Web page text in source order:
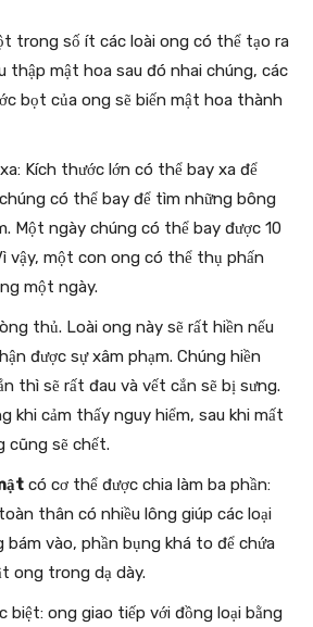
trong số ít các loài ong có thể tạo ra
thập mật hoa sau đó nhai chúng, các
bọt của ong sẽ biến mật hoa thành
Kích thước lớn có thể bay xa để
có thể bay để tìm những bông
Một ngày chúng có thể bay được 10
vậy, một con ong có thể thụ phấn
một ngày.
thủ. Loài ong này sẽ rất hiền nếu
được sự xâm phạm. Chúng hiền
thì sẽ rất đau và vết cắn sẽ bị sưng.
khi cảm thấy nguy hiểm, sau khi mất
cũng sẽ chết.
có cơ thể được chia làm ba phần:
thân có nhiều lông giúp các loại
bám vào, phần bụng khá to để chứa
ong trong dạ dày.
biệt: ong giao tiếp với đồng loại bằng